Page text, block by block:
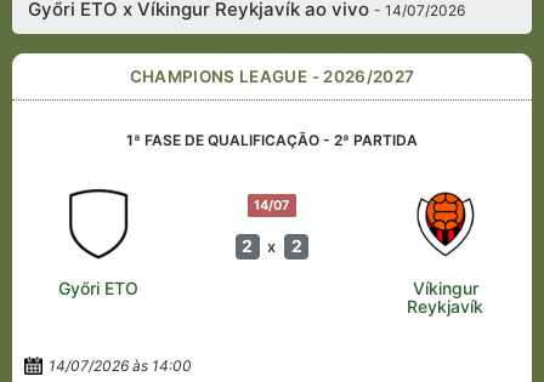
Győri ETO x Víkingur Reykjavík ao vivo- 14/07/2026
CHAMPIONS LEAGUE - 2026/2027
1ª FASE DE QUALIFICAÇÃO - 2ª PARTIDA
14/07
2 x 2
Győri ETO
Víkingur
Reykjavík
14/07/2026 às 14:00